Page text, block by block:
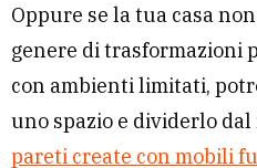
Oppure se la tua casa
genere di trasformazioni
con ambienti limitati,
uno spazio e dividerlo dal
pareti create con mobili